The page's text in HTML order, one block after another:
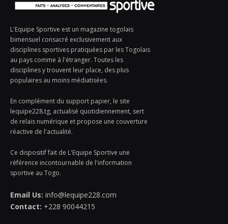
L'Equipe Sportive est un magazine togolais
bimensuel consacré exclusivement aux
disciplines sportives pratiquées par les Togolais
au pays comme à l'étranger. Toutes les
disciplines y trouvent leur place, des plus
populaires au moins médiatisées.
En complément du support papier, le site
lequipe228.tg, actualisé quotidiennement, sert
de relais numérique et propose une couverture
réactive de l'actualité.
Ce dispositif fait de L'Equipe Sportive une
référence incontournable de l'information
sportive au Togo.
Email Us: info@lequipe228.com
Contact: +228 90044215